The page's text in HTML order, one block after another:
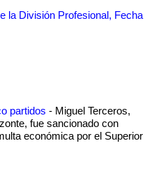
la División Profesional, Fecha
partidos - Miguel Terceros,
fue sancionado con
económica por el Superior